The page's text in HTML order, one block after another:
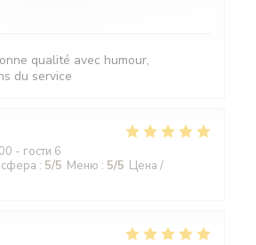
qualité avec humour,
du service
- гости 6
: 5/5 Меню : 5/5 Цена /